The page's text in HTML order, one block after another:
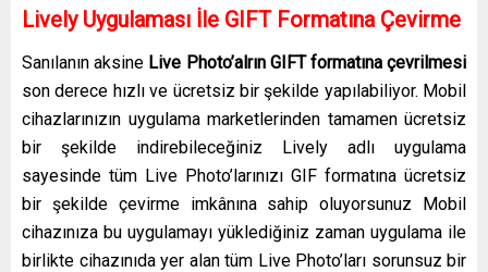
Lively Uygulaması İle GIFT Formatına Çevirme
Sanılanın aksine Live Photo’alrın GIFT formatına çevrilmesi
son derece hızlı ve ücretsiz bir şekilde yapılabiliyor. Mobil
cihazlarınızın uygulama marketlerinden tamamen ücretsiz
bir şekilde indirebileceğiniz Lively adlı uygulama
sayesinde tüm Live Photo’larınızı GIF formatına ücretsiz
bir şekilde çevirme imkânına sahip oluyorsunuz Mobil
cihazınıza bu uygulamayı yüklediğiniz zaman uygulama ile
birlikte cihazınıda yer alan tüm Live Photo’ları sorunsuz bir